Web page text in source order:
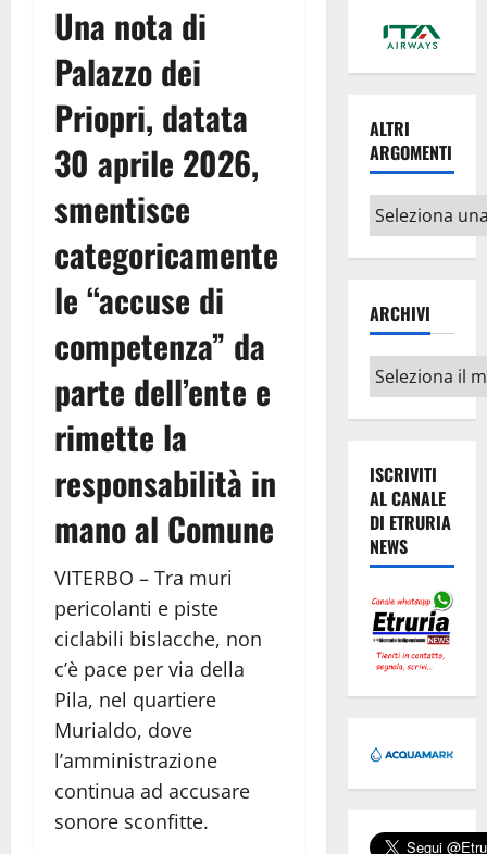
Una nota di
Palazzo dei
Priopri, datata
30 aprile 2026,
smentisce
categoricamente
le “accuse di
competenza” da
parte dell’ente e
rimette la
responsabilità in
mano al Comune
VITERBO – Tra muri
pericolanti e piste
ciclabili bislacche, non
c’è pace per via della
Pila, nel quartiere
Murialdo, dove
l’amministrazione
continua ad accusare
sonore sconfitte.
ALTRI
ARGOMENTI
Altri
argomenti
ARCHIVI
Archivi
ISCRIVITI
AL CANALE
DI ETRURIA
NEWS